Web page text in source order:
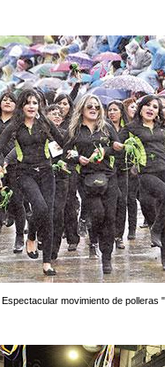
Espectacular movimiento de polleras